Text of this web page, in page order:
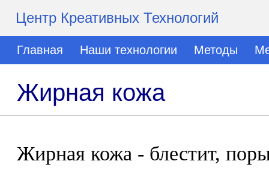
Центр Креативных Технологий
Главная Наши технологии Методы
Жирная кожа
Жирная кожа - блестит,